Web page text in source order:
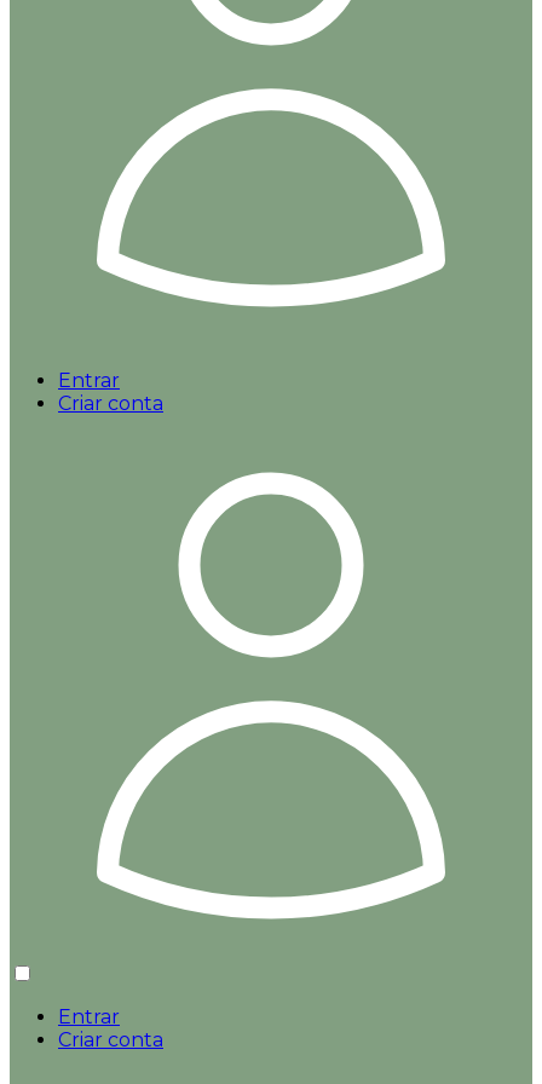
Entrar
Criar conta
Entrar
Criar conta